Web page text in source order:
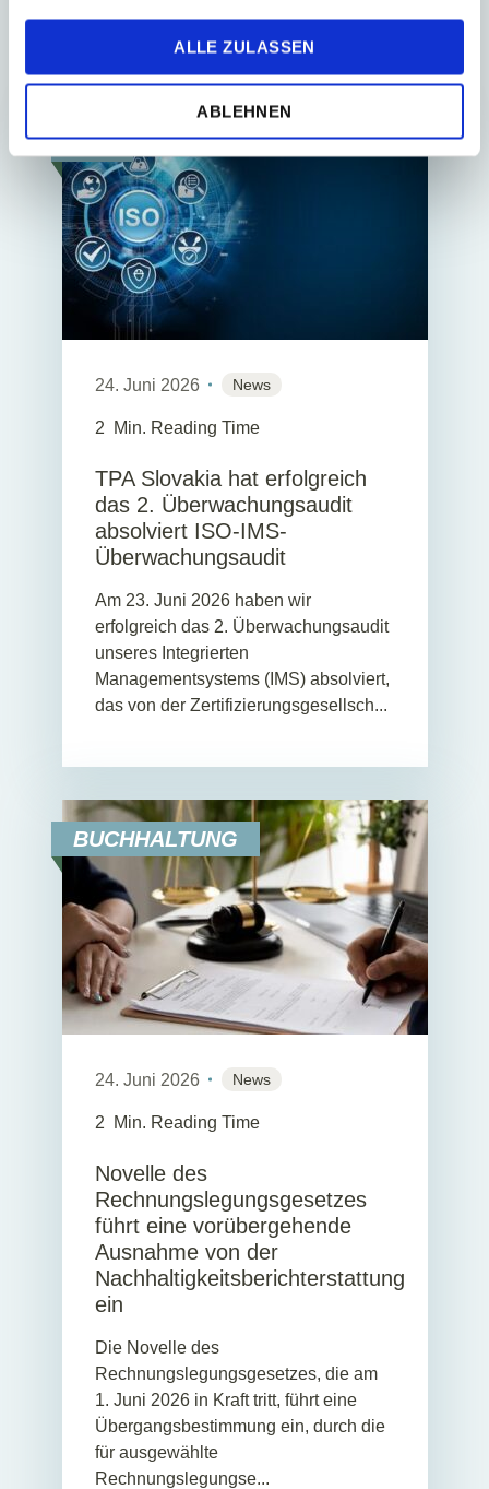
ALLE ZULASSEN
ABLEHNEN
ISO
24. Juni 2026 News
2 Min. Reading Time
TPA Slovakia hat erfolgreich
das 2. Überwachungsaudit
absolviert ISO-IMS-
Überwachungsaudit
Am 23. Juni 2026 haben wir
erfolgreich das 2. Überwachungsaudit
unseres Integrierten
Managementsystems (IMS) absolviert,
das von der Zertifizierungsgesellsch...
BUCHHALTUNG
24. Juni 2026 News
2 Min. Reading Time
Novelle des
Rechnungslegungsgesetzes
führt eine vorübergehende
Ausnahme von der
Nachhaltigkeitsberichterstattung
ein
Die Novelle des
Rechnungslegungsgesetzes, die am
1. Juni 2026 in Kraft tritt, führt eine
Übergangsbestimmung ein, durch die
für ausgewählte
Rechnungslegungse...